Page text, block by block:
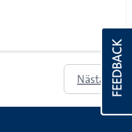
Nästa » FEEDBACK